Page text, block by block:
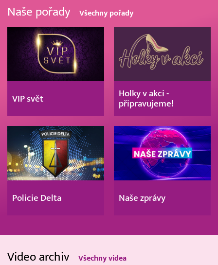
Naše pořady Všechny pořady
VIP svět
Holky v akci -
připravujeme!
Policie Delta Naše zprávy
Video archiv Všechny videa